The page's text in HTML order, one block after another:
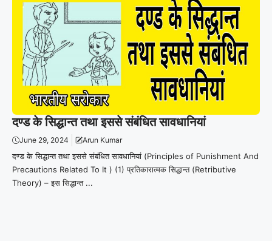
दण्ड के सिद्धान्त तथा इससे संबंधित सावधानियां
June 29, 2024 Arun Kumar
दण्ड के सिद्धान्त तथा इससे संबंधित सावधानियां (Principles of Punishment And
Precautions Related To It ) (1) प्रतिकारात्मक सिद्धान्त (Retributive
Theory) – इस सिद्धान्त ...